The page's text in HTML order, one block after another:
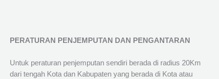
PERATURAN PENJEMPUTAN DAN PENGANTARAN
Untuk peraturan penjemputan sendiri berada di radius 20Km
dari tengah Kota dan Kabupaten yang berada di Kota atau